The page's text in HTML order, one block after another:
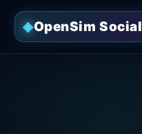
OpenSim Social